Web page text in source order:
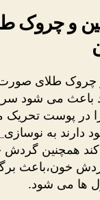
و چروک
باعث می شود
در پوست تحریک
دارند به نوسازی
کند همچنین
خون،باعث
ها می شود.